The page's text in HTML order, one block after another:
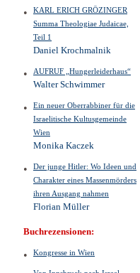
KARL ERICH GRÖZINGER
Summa Theologiae Judaicae,
Teil 1
Daniel Krochmalnik
AUFRUF „Hungerleiderhaus“
Walter Schwimmer
Ein neuer Oberrabbiner für die
Israelitische Kultusgemeinde
Wien
Monika Kaczek
Der junge Hitler: Wo Ideen und
Charakter eines Massenmörders
ihren Ausgang nahmen
Florian Müller
Buchrezensionen:
Kongresse in Wien